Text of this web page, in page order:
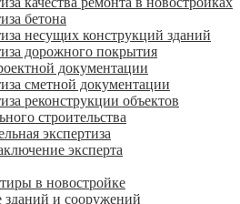
бетона
несущих конструкций зданий
дорожного покрытия
документации
сметной документации
реконструкции объектов
строительства
экспертиза
эксперта
в новостройке
зданий и сооружений